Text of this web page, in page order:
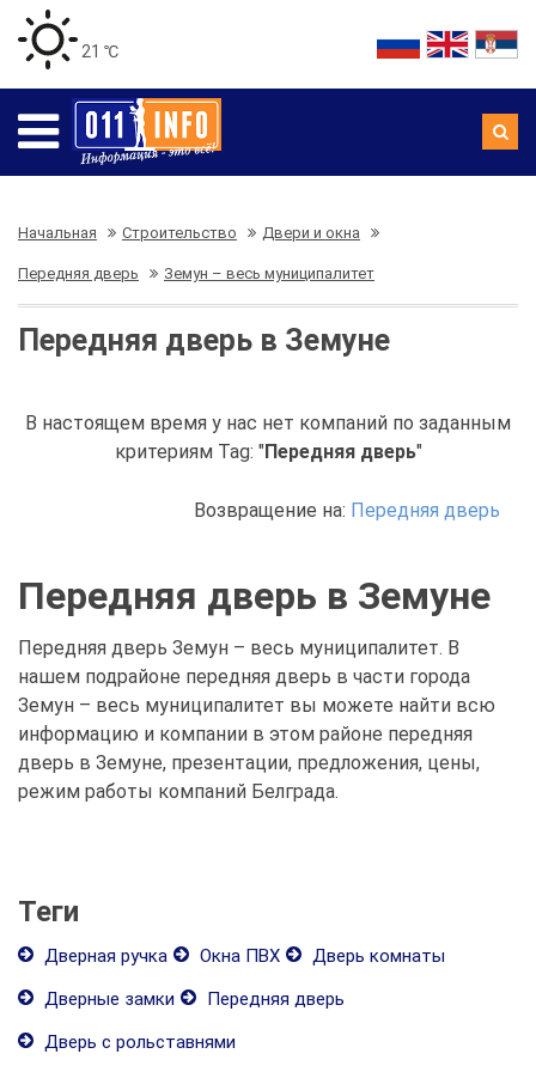
21 ℃
Начальная Строительство Двери и окна
Передняя дверь Земун – весь муниципалитет
Передняя дверь в Земуне
В настоящем время у нас нет компаний по заданным
критериям Tag: "Передняя дверь"
Возвращение на: Передняя дверь
Передняя дверь в Земуне
Передняя дверь Земун – весь муниципалитет. В
нашем подрайоне передняя дверь в части города
Земун – весь муниципалитет вы можете найти всю
информацию и компании в этом районе передняя
дверь в Земуне, презентации, предложения, цены,
режим работы компаний Белграда.
Теги
Дверная ручка Окна ПВХ
Дверь комнаты
Дверные замки
Передняя дверь
Дверь с рольставнями